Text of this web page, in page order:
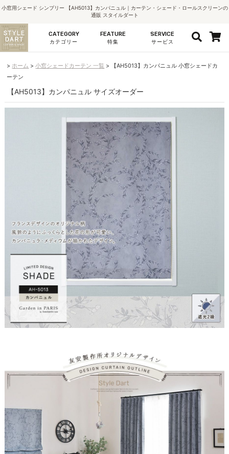
小窓用シェード シンプリー 【AH5013】カンパニュル｜カーテン・シェード・ロールスクリーンの
通販 スタイルダート
CATEGORY
カテゴリー
FEATURE
特集
SERVICE
サービス
ホーム 小窓シェードカーテン 一覧
【AH5013】カンパニュル 小窓シェードカ
ーテン
【AH5013】カンパニュル サイズオーダー